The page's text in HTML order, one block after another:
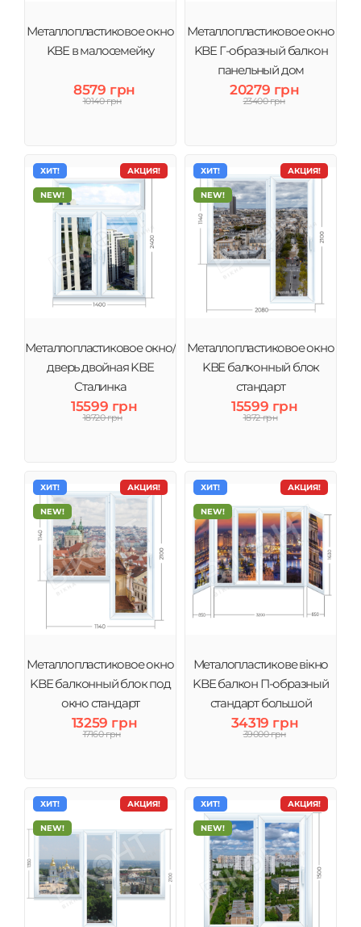
Металлопластиковое окно
KBE в малосемейку
8579 грн
10140 грн
Металлопластиковое окно
KBE Г-образный балкон
панельный дом
20279 грн
23400 грн
АКЦИЯ!
ХИТ!
NEW!
Металлопластиковое окно/
дверь двойная KBE
Сталинка
15599 грн
18720 грн
АКЦИЯ!
ХИТ!
NEW!
Металлопластиковое окно
KBE балконный блок
стандарт
15599 грн
1872 грн
АКЦИЯ!
ХИТ!
NEW!
Металлопластиковое окно
KBE балконный блок под
окно стандарт
13259 грн
17160 грн
АКЦИЯ!
ХИТ!
NEW!
Металопластикове вікно
KBE балкон П-образный
стандарт большой
34319 грн
39000 грн
АКЦИЯ!
ХИТ!
NEW!
АКЦИЯ!
ХИТ!
NEW!